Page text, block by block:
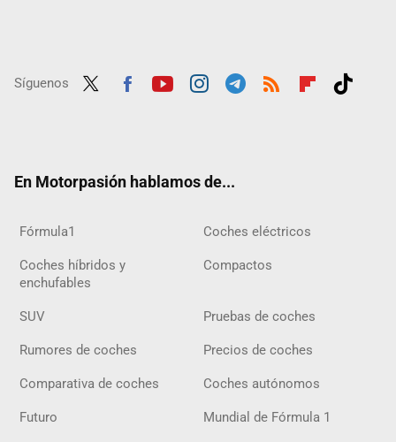
Síguenos
En Motorpasión hablamos de...
Fórmula1 Coches eléctricos
Coches híbridos y
enchufables
Compactos
SUV Pruebas de coches
Rumores de coches Precios de coches
Comparativa de coches Coches autónomos
Futuro Mundial de Fórmula 1